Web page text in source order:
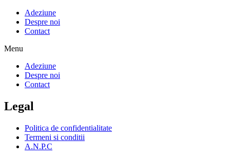
Adeziune
Despre noi
Contact
Menu
Adeziune
Despre noi
Contact
Legal
Politica de confidentialitate
Termeni si conditii
A.N.P.C